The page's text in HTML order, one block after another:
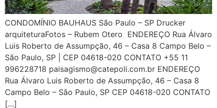
CONDOMÍNIO BAUHAUS São Paulo – SP Drucker
arquiteturaFotos – Rubem Otero ENDEREÇO Rua Álvaro
Luis Roberto de Assumpção, 46 – Casa 8 Campo Belo –
São Paulo, SP | CEP 04618-020 CONTATO +55 11
996228718 paisagismo@catepoli.com.br ENDEREÇO
Rua Álvaro Luis Roberto de Assumpção, 46 – Casa 8
Campo Belo – São Paulo, SP CEP 04618-020 CONTATO
[…]